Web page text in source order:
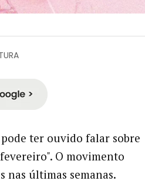
ter ouvido falar sobre
O movimento
nas últimas semanas.